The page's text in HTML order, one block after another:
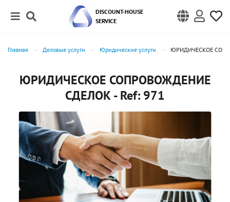
DISCOUNT-HOUSE
SERVICE
Главная Деловые услуги Юридические услуги ЮРИДИЧЕСКОЕ
ЮРИДИЧЕСКОЕ СОПРОВОЖДЕНИЕ
СДЕЛОК - Ref: 971